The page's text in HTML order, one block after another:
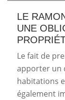
LE
UNE
Le fait de
apporter un
habitations
également